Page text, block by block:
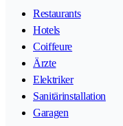
Restaurants
Hotels
Coiffeure
Ärzte
Elektriker
Sanitärinstallation
Garagen